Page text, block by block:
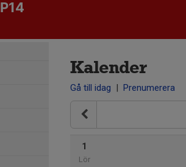
P14
Kalender
Gå till idag | Prenumerera
1
Lör